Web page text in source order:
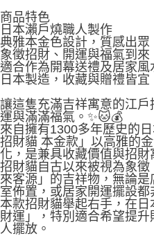
商品特色
日本瀨戶燒職人製作
典雅本金色設計，質感出眾
象徵招財、開運與福氣到來
適合作為開幕送禮及居家風
日本製造，收藏與贈禮皆宜
讓這隻充滿吉祥寓意的江
運與滿滿福氣。✨🐱💰
來自擁有1300多年歷史的
招財貓 本金款」以高雅的
化，是兼具收藏價值與招財
招財貓自古以來被視為象
來客源」的吉祥物，無論
室佈置，或居家開運擺設都
本款招財貓舉起右手，在
財運」，特別適合希望提
人擺放。